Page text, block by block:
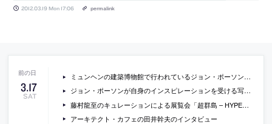
2012.03.19 Mon 17:06 permalink
3.17
SAT
ミュンヘンの建築博物館で行われているジョン・ポーソンの展覧会の写真
ジョン・ポーソンが自身のインスピレーションを受ける写真を紹介した書籍『A Visual Inventory』の中身のプレビュー
藤村龍至のキュレーションによる展覧会「超群島 – HYPER ARCHIPELAGO “ 3.11以後、アーキテクト/アーティストたちは世界をどう見るか？”」の会場写真
アーキテクト・カフェの田井幹夫のインタビュー